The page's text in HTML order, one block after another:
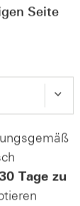
Seite
Tage zu